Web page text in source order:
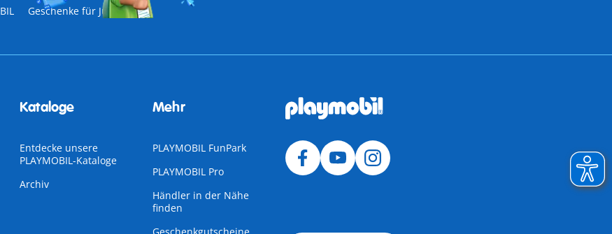
Geschenke für Jungs
Kataloge
Entdecke unsere
PLAYMOBIL-Kataloge
Archiv
Mehr
PLAYMOBIL FunPark
PLAYMOBIL Pro
Händler in der Nähe
finden